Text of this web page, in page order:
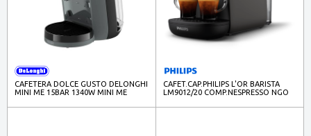
CAFETERA DOLCE GUSTO DELONGHI
MINI ME 15BAR 1340W MINI ME
CAFET.CAP.PHILIPS L'OR BARISTA
LM9012/20 COMP.NESPRESSO NGO